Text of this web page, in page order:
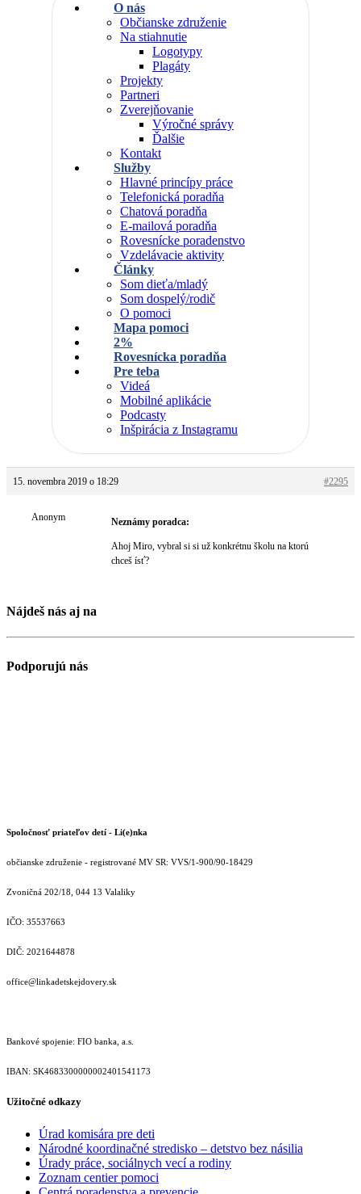
O nás
Občianske združenie
Na stiahnutie
Logotypy
Plagáty
Projekty
Partneri
Zverejňovanie
Výročné správy
Ďalšie
Kontakt
Služby
Hlavné princípy práce
Telefonická poradňa
Chatová poradňa
E-mailová poradňa
Rovesnícke poradenstvo
Vzdelávacie aktivity
Články
Som dieťa/mladý
Som dospelý/rodič
O pomoci
Mapa pomoci
2%
Rovesnícka poradňa
Pre teba
Videá
Mobilné aplikácie
Podcasty
Inšpirácia z Instagramu
15. novembra 2019 o 18:29 #2295
Anonym Neznámy poradca:
Ahoj Miro, vybral si si už konkrétnu školu na ktorú
chceš ísť?
Nájdeš nás aj na
Podporujú nás
Spoločnosť priateľov detí - Li(e)nka
občianske združenie - registrované MV SR: VVS/1-900/90-18429
Zvoničná 202/18, 044 13 Valaliky
IČO: 35537663
DIČ: 2021644878
office@linkadetskejdovery.sk
Bankové spojenie: FIO banka, a.s.
IBAN: SK46833000000­02401541173
Užitočné odkazy
Úrad komisára pre deti
Národné koordinačné stredisko – detstvo bez násilia
Úrady práce, sociálnych vecí a rodiny
Zoznam centier pomoci